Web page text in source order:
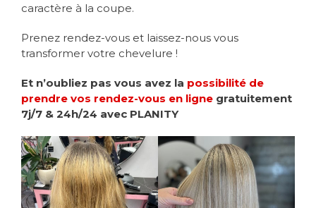
caractère à la coupe.
Prenez rendez-vous et laissez-nous vous
transformer votre chevelure !
Et n’oubliez pas vous avez la possibilité de
prendre vos rendez-vous en ligne gratuitement
7j/7 & 24h/24 avec PLANITY